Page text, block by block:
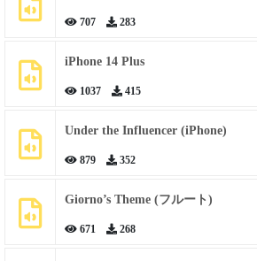
707 283
iPhone 14 Plus
1037 415
Under the Influencer (iPhone)
879 352
Giorno’s Theme (フルート)
671 268